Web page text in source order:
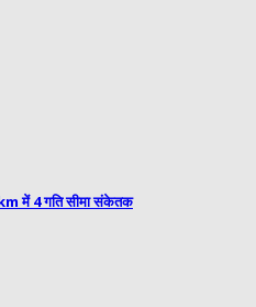
में 4 गति सीमा संकेतक